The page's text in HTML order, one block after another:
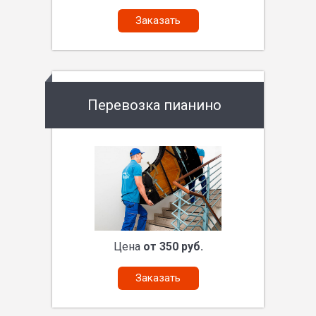
Заказать
Перевозка пианино
Цена от 350 руб.
Заказать